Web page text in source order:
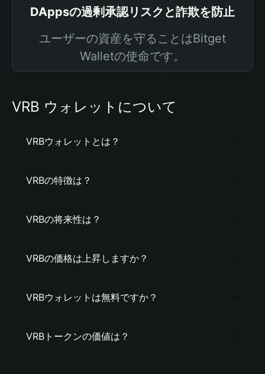
DAppsの過剰承認リスクと詐欺を防止
ユーザーの資産を守ることはBitget
Walletの使命です。
VRB ウォレットについて
VRBウォレットとは？
VRBの特徴は？
VRBの将来性は？
VRBの価格は上昇しますか？
VRBウォレットは無料ですか？
VRBトークンの価値は？